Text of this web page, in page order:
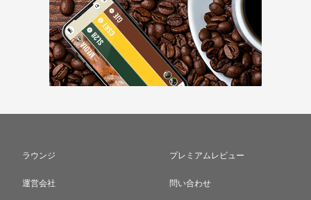
ラウンジ プレミアムレビュー
運営会社 問い合わせ